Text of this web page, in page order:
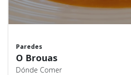
Paredes
O Brouas
Dónde Comer